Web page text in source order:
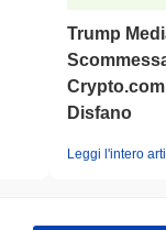
Trump
Disfano
Leggi l'intero